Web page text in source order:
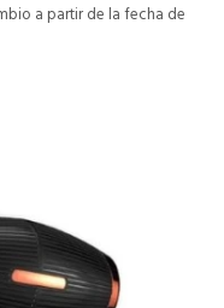
a partir de la fecha de